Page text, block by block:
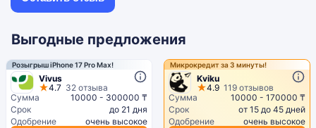
Выгодные предложения
Розыгрыш iPhone 17 Pro Max!
Vivus
4.7 32 отзыва
Сумма
10000 - 300000 ₸
Срок
до 21 дня
Одобрение
очень высокое
Микрокредит за 3 минуты!
Kviku
4.9 119 отзывов
Сумма
10000 - 170000 ₸
Срок
от 15 до 45 дней
Одобрение
очень высокое